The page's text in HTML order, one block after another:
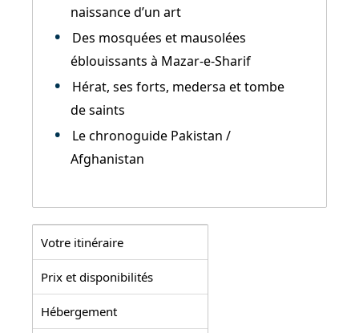
naissance d’un art
Des mosquées et mausolées
éblouissants à Mazar-e-Sharif
Hérat, ses forts, medersa et tombe
de saints
Le chronoguide Pakistan /
Afghanistan
Votre itinéraire
Prix et disponibilités
Hébergement